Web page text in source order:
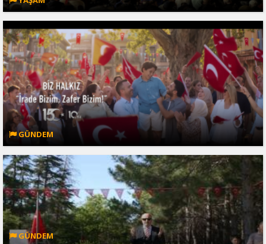
GÜNDEM
GÜNDEM